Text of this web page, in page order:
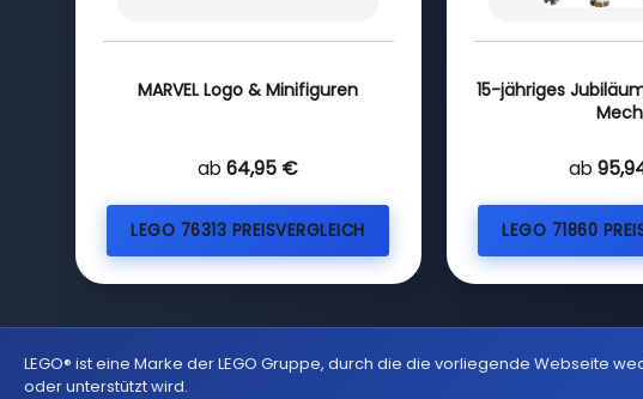
MARVEL Logo & Minifiguren
ab 64,95 €
LEGO 76313 PREISVERGLEICH
15-jähriges
Mech
ab
LEGO 71860
LEGO® ist eine Marke der LEGO Gruppe, durch die die vorliegende Webseite
oder unterstützt wird.